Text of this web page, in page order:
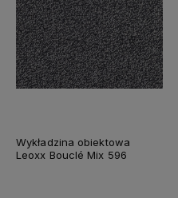
Wykładzina obiektowa
Leoxx Bouclé Mix 596